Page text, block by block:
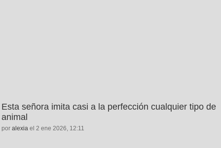
Esta señora imita casi a la perfección cualquier tipo de
animal
por alexia el 2 ene 2026, 12:11